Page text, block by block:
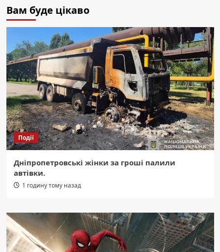
Вам буде цікаво
Події
Дніпропетровські жінки за гроші палили
автівки.
1 годину тому назад